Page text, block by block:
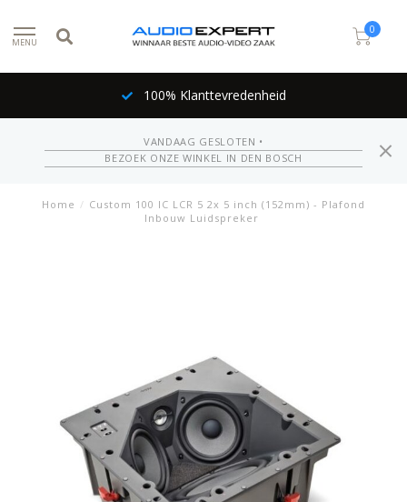
MENU
0
100% Klanttevredenheid
VANDAAG GESLOTEN •
BEZOEK ONZE WINKEL IN DEN BOSCH
Home / Custom 100 IC LCR 5 2x 5 inch (152mm) - Plafond
Inbouw Luidspreker